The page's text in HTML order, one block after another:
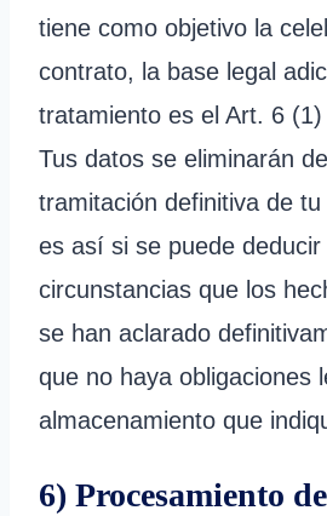
tiene como objetivo la
contrato, la base legal
tratamiento es el Art. 6
Tus datos se eliminarán
tramitación definitiva de
es así si se puede deducir
circunstancias que los
se han aclarado
que no haya obligaciones
almacenamiento que
6) Procesamiento